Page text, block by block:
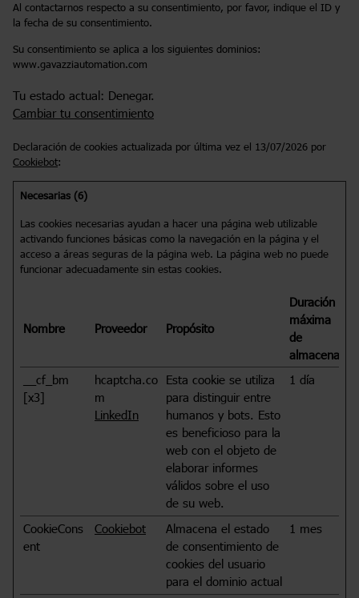
Al contactarnos respecto a su consentimiento, por favor, indique el ID y
la fecha de su consentimiento.
Su consentimiento se aplica a los siguientes dominios:
www.gavazziautomation.com
Tu estado actual: Denegar.
Cambiar tu consentimiento
Declaración de cookies actualizada por última vez el 13/07/2026 por
Cookiebot:
Necesarias (6)
Las cookies necesarias ayudan a hacer una página web utilizable
activando funciones básicas como la navegación en la página y el
acceso a áreas seguras de la página web. La página web no puede
funcionar adecuadamente sin estas cookies.
Nombre Proveedor Propósito
Duración
máxima
de
__cf_bm
[x3]
hcaptcha.co
m
LinkedIn
Esta cookie se utiliza
para distinguir entre
humanos y bots. Esto
es beneficioso para la
web con el objeto de
elaborar informes
válidos sobre el uso
de su web.
1 día
CookieCons
ent
Cookiebot
Almacena el estado
de consentimiento de
cookies del usuario
para el dominio actual
1 mes